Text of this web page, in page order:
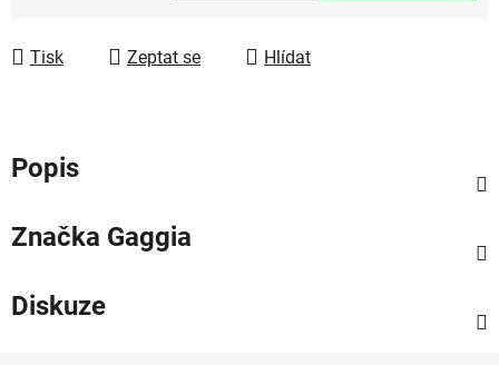
Tisk Zeptat se Hlídat
Popis
Značka Gaggia
Diskuze